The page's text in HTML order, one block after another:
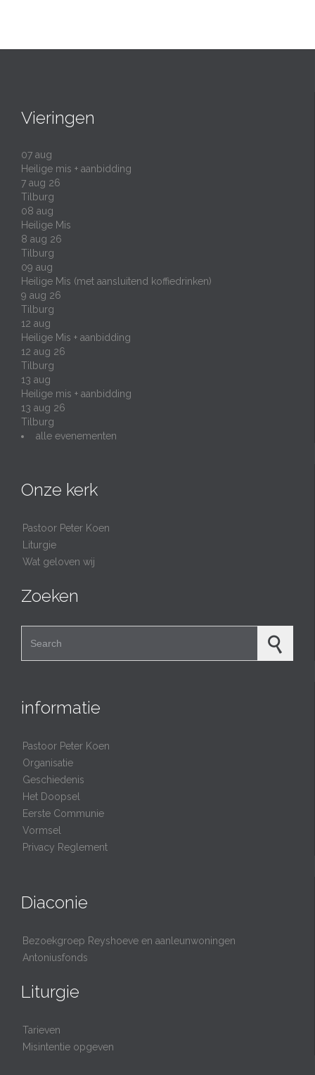
Vieringen
07 aug
Heilige mis + aanbidding
7 aug 26
Tilburg
08 aug
Heilige Mis
8 aug 26
Tilburg
09 aug
Heilige Mis (met aansluitend koffiedrinken)
9 aug 26
Tilburg
12 aug
Heilige Mis + aanbidding
12 aug 26
Tilburg
13 aug
Heilige mis + aanbidding
13 aug 26
Tilburg
alle evenementen
Onze kerk
Pastoor Peter Koen
Liturgie
Wat geloven wij
Zoeken
informatie
Pastoor Peter Koen
Organisatie
Geschiedenis
Het Doopsel
Eerste Communie
Vormsel
Privacy Reglement
Diaconie
Bezoekgroep Reyshoeve en aanleunwoningen
Antoniusfonds
Liturgie
Tarieven
Misintentie opgeven